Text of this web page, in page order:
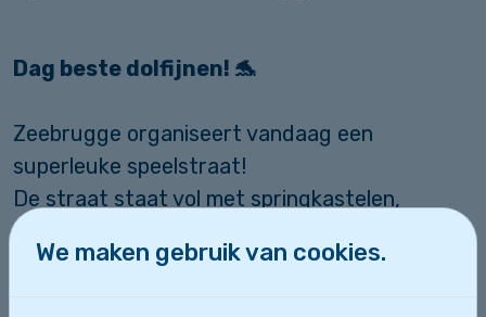
Dag beste dolfijnen! 🐬
Zeebrugge organiseert vandaag een
superleuke speelstraat!
De straat staat vol met springkastelen,
spelletjes en gekke fietsen.
We gaan er samen een geweldige dag van
We maken gebruik van cookies.